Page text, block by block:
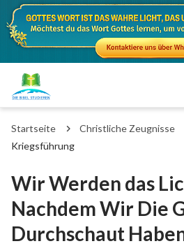
Startseite Christliche Zeugnisse
Kriegsführung
Wir Werden das
Nachdem Wir Die
Durchschaut